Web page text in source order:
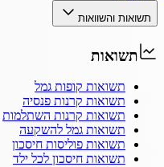
תשואות והשוואות
תשואות
תשואות קופות גמל
תשואות קרנות פנסיה
תשואות קרנות השתלמות
תשואות גמל להשקעה
תשואות פוליסות חיסכון
תשואות חיסכון לכל ילד